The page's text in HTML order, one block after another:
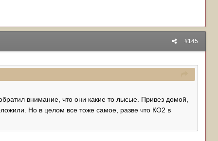
#145
внимание, что они какие то лысые. Привез домой,
Но в целом все тоже самое, разве что КО2 в